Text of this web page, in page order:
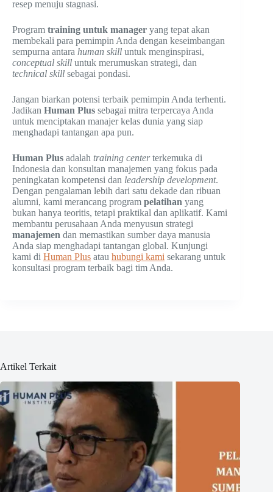
resep menuju stagnasi.
Program training untuk manager yang tepat akan
membekali para pemimpin Anda dengan keseimbangan
sempurna antara human skill untuk menginspirasi,
conceptual skill untuk merumuskan strategi, dan
technical skill sebagai pondasi.
Jangan biarkan potensi terbaik pemimpin Anda terhenti.
Jadikan Human Plus sebagai mitra terpercaya Anda
untuk menciptakan manajer kelas dunia yang siap
menghadapi tantangan apa pun.
Human Plus adalah training centerterkemuka di
Indonesia dan konsultan manajemen yang fokus pada
peningkatan kompetensi dan leadership development.
Dengan pengalaman lebih dari satu dekade dan ribuan
alumni, kami merancang program pelatihan yang
bukan hanya teoritis, tetapi praktikal dan aplikatif. Kami
membantu perusahaan Anda menyusun strategi
manajemen dan memastikan sumber daya manusia
Anda siap menghadapi tantangan global. Kunjungi
kami di Human Plus atau hubungi kami sekarang untuk
konsultasi program terbaik bagi tim Anda.
Artikel Terkait